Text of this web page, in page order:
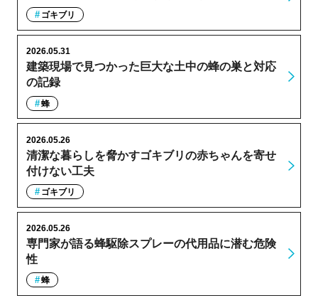
ゴキブリ
建築現場で見つかった巨大な土中の蜂の巣と対応
の記録
2026.05.31
蜂
清潔な暮らしを脅かすゴキブリの赤ちゃんを寄せ
付けない工夫
2026.05.26
ゴキブリ
専門家が語る蜂駆除スプレーの代用品に潜む危険
性
2026.05.26
蜂